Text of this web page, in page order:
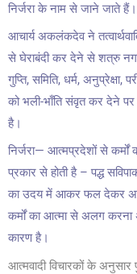
निर्जरा के नाम से जाने जाते हैं।
आचार्य अकलंकदेव ने
से घेराबंदी कर देने से शत्रु
गुप्ति, समिति, धर्म, अनुप्रेक्षा,
को भली-भाँति संवृत कर देने
है।
निर्जरा— आत्मप्रदेशों से कर्मों
प्रकार से होती है – पद्ध
का उदय में आकर फल देकर अलग
कर्मों का आत्मा से अलग करना
कारण है।
आत्मवादी विचारकों के अनुसार